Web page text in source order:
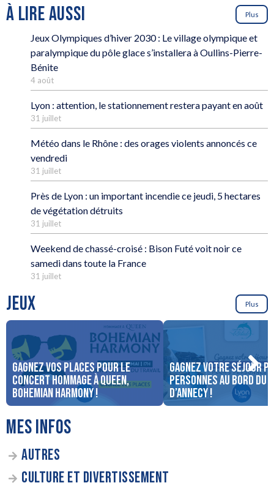
À LIRE AUSSI Plus
Jeux Olympiques d’hiver 2030 : Le village olympique et
paralympique du pôle glace s’installera à Oullins-Pierre-
Bénite
4 août
Lyon : attention, le stationnement restera payant en août
31 juillet
Météo dans le Rhône : des orages violents annoncés ce
vendredi
31 juillet
Près de Lyon : un important incendie ce jeudi, 5 hectares
de végétation détruits
31 juillet
Weekend de chassé-croisé : Bison Futé voit noir ce
samedi dans toute la France
31 juillet
JEUX Plus
Gagnez vos places pour le
concert Hommage à Queen,
Bohemian Harmony !
Gagnez votre séjour
personnes au bord du
d’Annecy !
MES INFOS
AUTRES
CULTURE ET DIVERTISSEMENT